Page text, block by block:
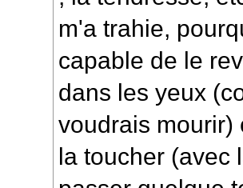
m'a trahie,
capable de le
dans les yeux
voudrais mourir)
la toucher (avec